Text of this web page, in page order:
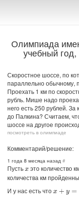
Олимпиада
учебный год,
Скоростное шоссе, по
параллельно обычному,
Проехать 1 км по
рубль. Мише надо
него есть 250 рублей.
до Палкина? Считаем,
шоссе на другое
посмотреть в олимпиаде
Комментарий/решение:
1 года 8 месяца назад #
Пустьx это количество
количества км
И у нас есть чтоx+y= 100